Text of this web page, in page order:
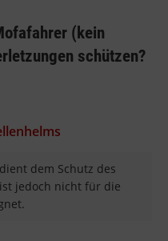
(kein
schützen?
dem Schutz des
jedoch nicht für die